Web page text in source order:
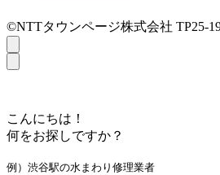
©NTTタウンページ株式会社 TP25-
こんにちは！
何をお探しですか？
例）渋谷駅の水まわり修理業者